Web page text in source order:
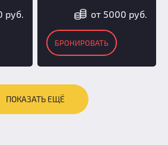
руб. от 5000 руб.
БРОНИРОВАТЬ
ПОКАЗАТЬ ЕЩЁ